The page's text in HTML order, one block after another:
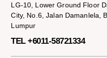
LG-10, Lower Ground Floor
City, No.6, Jalan Damanlela,
Lumpur
TEL +6011-58721334